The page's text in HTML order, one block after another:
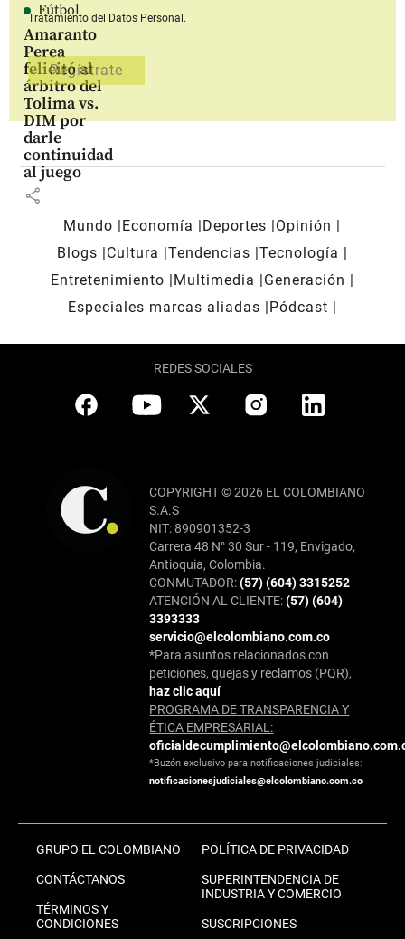
Fútbol
Amaranto
Perea
felicitó al
árbitro del
Tolima vs.
DIM por
darle
continuidad
al juego
share
Tratamiento del Datos Personal.
Mundo Economía Deportes
Opinión
Blogs
Cultura Tendencias Tecnología
Entretenimiento
Multimedia
Generación
Especiales marcas aliadas
Pódcast
REDES SOCIALES
COPYRIGHT © 2026 EL COLOMBIANO
S.A.S
NIT: 890901352-3
Carrera 48 N° 30 Sur - 119, Envigado,
Antioquia, Colombia.
CONMUTADOR:(57) (604) 3315252
ATENCIÓN AL CLIENTE:(57) (604)
3393333
servicio@elcolombiano.com.co
*Para asuntos relacionados con
peticiones, quejas y reclamos (PQR),
haz clic aquí
PROGRAMA DE TRANSPARENCIA Y
ÉTICA EMPRESARIAL:
*Buzón exclusivo para notificaciones judiciales:
notificacionesjudiciales@elcolombiano.com.co
GRUPO EL COLOMBIANO
CONTÁCTANOS
TÉRMINOS Y
CONDICIONES
POLÍTICA DE PRIVACIDAD
SUPERINTENDENCIA DE
INDUSTRIA Y COMERCIO
SUSCRIPCIONES